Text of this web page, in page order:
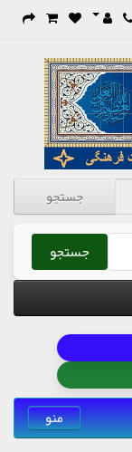
جستجو
جستجو
منو